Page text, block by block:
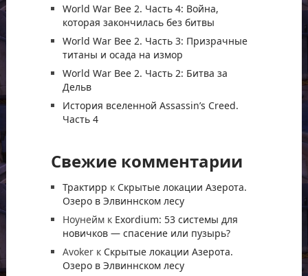
World War Bee 2. Часть 4: Война,
которая закончилась без битвы
World War Bee 2. Часть 3: Призрачные
титаны и осада на измор
World War Bee 2. Часть 2: Битва за
Дельв
История вселенной Assassin’s Creed.
Часть 4
Свежие комментарии
Трактирр к Скрытые локации Азерота.
Озеро в Элвиннском лесу
Ноунеймк Exordium: 53 системы для
новичков — спасение или пузырь?
Avokerк Скрытые локации Азерота.
Озеро в Элвиннском лесу